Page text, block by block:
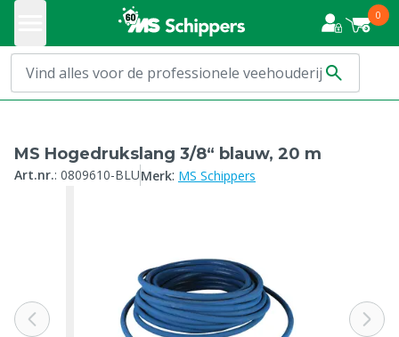
0
MS Hogedrukslang 3/8“ blauw, 20 m
Art.nr.: 0809610-BLUMerk: MS Schippers